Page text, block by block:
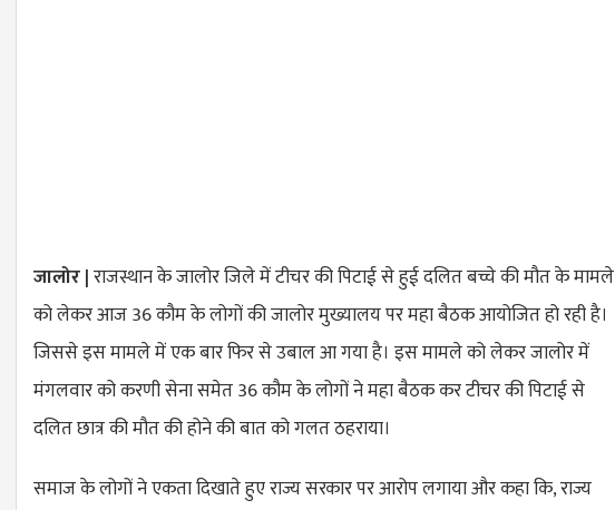
जालोर |राजस्थान के जालोर जिले में टीचर की पिटाई से हुई दलित बच्चे की मौत के मामले
को लेकर आज 36 कौम के लोगों की जालोर मुख्यालय पर महा बैठक आयोजित हो रही है।
जिससे इस मामले में एक बार फिर से उबाल आ गया है। इस मामले को लेकर जालोर में
मंगलवार को करणी सेना समेत 36 कौम के लोगों ने महा बैठक कर टीचर की पिटाई से
दलित छात्र की मौत की होने की बात को गलत ठहराया।
समाज के लोगों ने एकता दिखाते हुए राज्य सरकार पर आरोप लगाया और कहा कि, राज्य